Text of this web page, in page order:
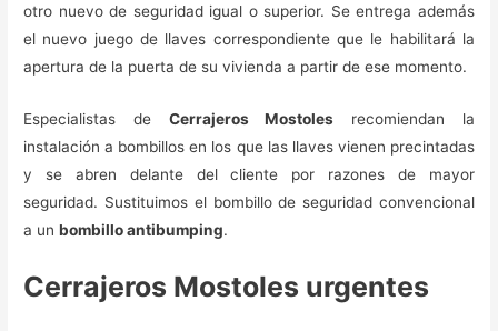
otro nuevo de seguridad igual o superior. Se entrega además
el nuevo juego de llaves correspondiente que le habilitará la
apertura de la puerta de su vivienda a partir de ese momento.
Especialistas de Cerrajeros Mostoles recomiendan la
instalación a bombillos en los que las llaves vienen precintadas
y se abren delante del cliente por razones de mayor
seguridad. Sustituimos el bombillo de seguridad convencional
a unbombillo antibumping.
Cerrajeros Mostoles urgentes